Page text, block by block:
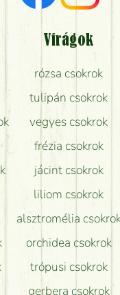
azt kapom, ami a
a virágcsokrok
a lehető legtovább friss
koszorút vásárolni
Virágok
rózsa csokrok
tulipán csokrok
vegyes csokrok
frézia csokrok
jácint csokrok
liliom csokrok
alsztromélia
orchidea csokrok
trópusi csokrok
gerbera csokrok